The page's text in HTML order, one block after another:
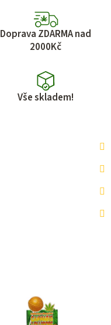
Doprava ZDARMA nad
2000Kč
Vše skladem!